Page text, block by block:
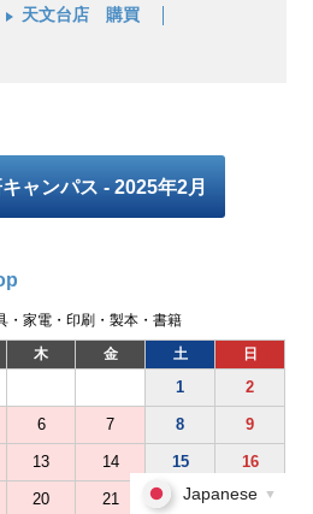
天文台店 購買
ャンパス - 2025年2月
・家電・印刷・製本・書籍
木 金 土 日
1 2
6 7 8 9
13 14 15 16
20 21 22 23
Japanese ▼